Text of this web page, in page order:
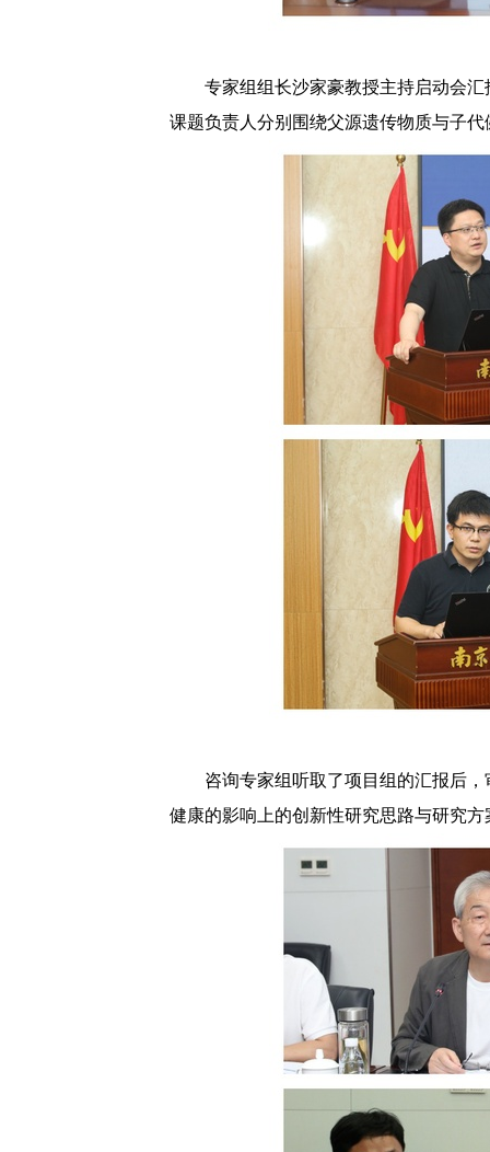
专家组组长沙家豪教授主持启动会
课题负责人分别围绕父源遗传物质与子
咨询专家组听取了项目组的汇报后
健康的影响上的创新性研究思路与研究